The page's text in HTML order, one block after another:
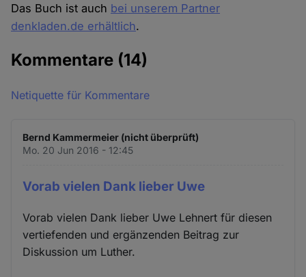
Das Buch ist auch bei unserem Partner
denkladen.de erhältlich.
Kommentare (14)
Netiquette für Kommentare
Bernd Kammermeier (nicht überprüft)
Mo. 20 Jun 2016 - 12:45
Vorab vielen Dank lieber Uwe
Vorab vielen Dank lieber Uwe Lehnert für diesen
vertiefenden und ergänzenden Beitrag zur
Diskussion um Luther.